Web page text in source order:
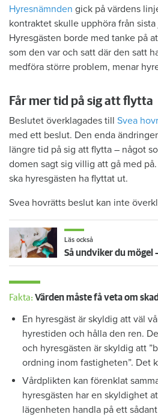
Hyresnämnden gick på värdens
kontraktet skulle upphöra från
Hyresgästen borde med tanke på
som den var och satt där den satt
medföra större problem, menar
Får mer tid på sig att flytta
Beslutet överklagades till Svea
med ett beslut. Den enda
längre tid på sig att flytta – något
domen sagt sig villig att gå med
ska hyresgästen ha flyttat ut.
Svea hovrätts beslut kan inte
Läs också
Fakta: Värden måste få veta om
En hyresgäst är skyldig att väl
hyrestiden och hålla den ren.
och hyresgästen är skyldig att
ordning inom fastigheten”. Det
Vårdplikten kan förenklat
hyresgästen har en skyldighet
lägenheten handla på ett